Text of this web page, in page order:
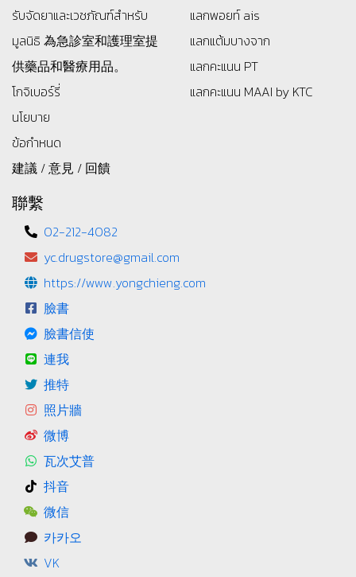
รับจัดยาและเวชภัณฑ์สำหรับ
มูลนิธิ 為急診室和護理室提
供藥品和醫療用品。
โกจิเบอร์รี่
นโยบาย
ข้อกำหนด
建議 / 意見 / 回饋
แลกพอยท์ ais
แลกแต้มบางจาก
แลกคะแนน PT
แลกคะแนน MAAI by KTC
聯繫
02-212-4082
yc.drugstore@gmail.com
https://www.yongchieng.com
臉書
臉書信使
連我
推特
照片牆
微博
瓦次艾普
抖音
微信
카카오
VK